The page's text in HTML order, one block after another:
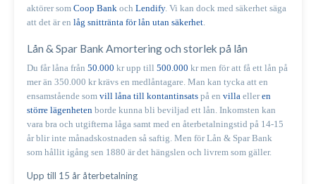
aktörer som Coop Bank och Lendify. Vi kan dock med säkerhet säga
att det är en låg snittränta för lån utan säkerhet
Lån & Spar Bank Amortering och storlek på lån
Du får låna från 50.000 kr upp till 500.000 kr men för att få ett lån på
mer än 350.000 kr krävs en medlåntagare. Man kan tycka att en
ensamstående som vill låna till kontantinsats på en villa elleren
större lägenheten borde kunna bli beviljad ett lån. Inkomsten kan
vara bra och utgifterna låga samt med en återbetalningstid på 14-15
år blir inte månadskostnaden så saftig. Men för Lån & Spar Bank
som hållit igång sen 1880 är det hängslen och livrem som gäller.
Upp till 15 år återbetalning